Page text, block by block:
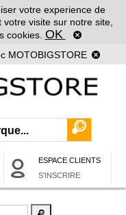
votre experience de
visite sur notre site,
cookies. OK
MOTOBIGSTORE
ESPACE CLIENTS
S'INSCRIRE